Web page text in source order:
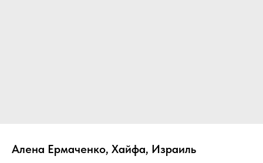
Алена Ермаченко, Хайфа, Израиль